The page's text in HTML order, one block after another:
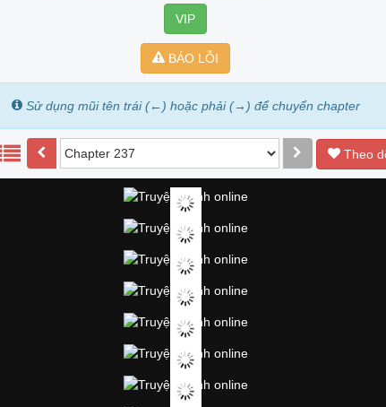
VIP
BÁO LỖI
Sử dụng mũi tên trái (←) hoặc phải (→) để chuyển chapter
Theo